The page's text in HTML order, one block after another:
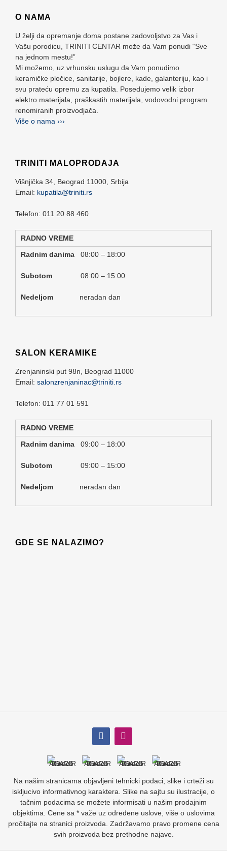
O NAMA
U želji da opremanje doma postane zadovoljstvo za Vas i
Vašu porodicu, TRINITI CENTAR može da Vam ponudi “Sve
na jednom mestu!”
Mi možemo, uz vrhunsku uslugu da Vam ponudimo
keramičke pločice, sanitarije, bojlere, kade, galanteriju, kao i
svu prateću opremu za kupatila. Posedujemo velik izbor
elektro materijala, praškastih materijala, vodovodni program
renomiranih proizvodjača.
Više o nama ›››
TRINITI MALOPRODAJA
Višnjička 34, Beograd 11000, Srbija
Email: kupatila@triniti.rs
Telefon: 011 20 88 460
RADNO VREME
Radnim danima 08:00 – 18:00
Subotom 08:00 – 15:00
Nedeljom neradan dan
SALON KERAMIKE
Zrenjaninski put 98n, Beograd 11000
Email: salonzrenjaninac@triniti.rs
Telefon: 011 77 01 591
RADNO VREME
Radnim danima 09:00 – 18:00
Subotom 09:00 – 15:00
Nedeljom neradan dan
GDE SE NALAZIMO?
Na našim stranicama objavljeni tehnicki podaci, slike i crteži su
iskljucivo informativnog karaktera. Slike na sajtu su ilustracije, o
tačnim podacima se možete informisati u našim prodajnim
objektima. Cene sa * važe uz određene uslove, više o uslovima
pročitajte na stranici proizvoda. Zadržavamo pravo promene cena
svih proizvoda bez prethodne najave.